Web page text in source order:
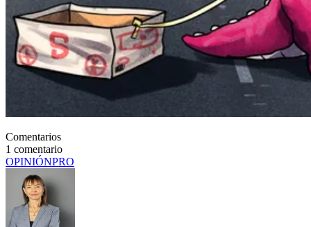
Comentarios
1 comentario
OPINIÓNPRO